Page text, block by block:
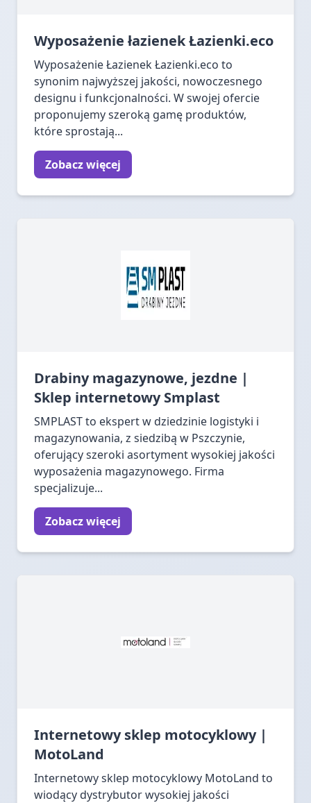
Wyposażenie łazienek Łazienki.eco
Wyposażenie Łazienek Łazienki.eco to
synonim najwyższej jakości, nowoczesnego
designu i funkcjonalności. W swojej ofercie
proponujemy szeroką gamę produktów,
które sprostają...
Zobacz więcej
Drabiny magazynowe, jezdne |
Sklep internetowy Smplast
SMPLAST to ekspert w dziedzinie logistyki i
magazynowania, z siedzibą w Pszczynie,
oferujący szeroki asortyment wysokiej jakości
wyposażenia magazynowego. Firma
specjalizuje...
Zobacz więcej
Internetowy sklep motocyklowy |
MotoLand
Internetowy sklep motocyklowy MotoLand to
wiodący dystrybutor wysokiej jakości